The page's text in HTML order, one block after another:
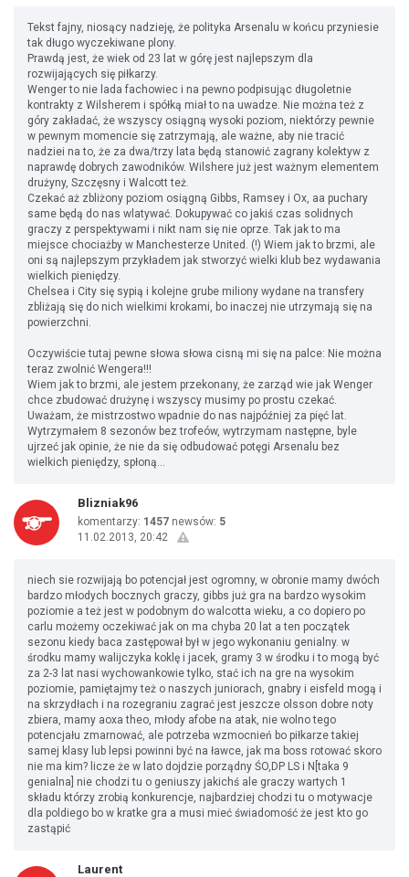
Tekst fajny, niosący nadzieję, że polityka Arsenalu w końcu przyniesie
tak długo wyczekiwane plony.
Prawdą jest, że wiek od 23 lat w górę jest najlepszym dla
rozwijających się piłkarzy.
Wenger to nie lada fachowiec i na pewno podpisując długoletnie
kontrakty z Wilsherem i spółką miał to na uwadze. Nie można też z
góry zakładać, że wszyscy osiągną wysoki poziom, niektórzy pewnie
w pewnym momencie się zatrzymają, ale ważne, aby nie tracić
nadziei na to, że za dwa/trzy lata będą stanowić zagrany kolektyw z
naprawdę dobrych zawodników. Wilshere już jest ważnym elementem
drużyny, Szczęsny i Walcott też.
Czekać aż zbliżony poziom osiągną Gibbs, Ramsey i Ox, aa puchary
same będą do nas wlatywać. Dokupywać co jakiś czas solidnych
graczy z perspektywami i nikt nam się nie oprze. Tak jak to ma
miejsce chociażby w Manchesterze United. (!) Wiem jak to brzmi, ale
oni są najlepszym przykładem jak stworzyć wielki klub bez wydawania
wielkich pieniędzy.
Chelsea i City się sypią i kolejne grube miliony wydane na transfery
zbliżają się do nich wielkimi krokami, bo inaczej nie utrzymają się na
powierzchni.
Oczywiście tutaj pewne słowa słowa cisną mi się na palce: Nie można
teraz zwolnić Wengera!!!
Wiem jak to brzmi, ale jestem przekonany, że zarząd wie jak Wenger
chce zbudować drużynę i wszyscy musimy po prostu czekać.
Uważam, że mistrzostwo wpadnie do nas najpóźniej za pięć lat.
Wytrzymałem 8 sezonów bez trofeów, wytrzymam następne, byle
ujrzeć jak opinie, że nie da się odbudować potęgi Arsenalu bez
wielkich pieniędzy, spłoną...
Blizniak96
komentarzy: 1457 newsów: 5
11.02.2013, 20:42
niech sie rozwijają bo potencjał jest ogromny, w obronie mamy dwóch
bardzo młodych bocznych graczy, gibbs już gra na bardzo wysokim
poziomie a też jest w podobnym do walcotta wieku, a co dopiero po
carlu możemy oczekiwać jak on ma chyba 20 lat a ten początek
sezonu kiedy baca zastępował był w jego wykonaniu genialny. w
środku mamy walijczyka koklę i jacek, gramy 3 w środku i to mogą być
za 2-3 lat nasi wychowankowie tylko, stać ich na gre na wysokim
poziomie, pamiętajmy też o naszych juniorach, gnabry i eisfeld mogą i
na skrzydłach i na rozegraniu zagrać jest jeszcze olsson dobre noty
zbiera, mamy aoxa theo, młody afobe na atak, nie wolno tego
potencjału zmarnować, ale potrzeba wzmocnień bo piłkarze takiej
samej klasy lub lepsi powinni być na ławce, jak ma boss rotować skoro
nie ma kim? licze że w lato dojdzie porządny ŚO,DP LS i N[taka 9
genialna] nie chodzi tu o geniuszy jakichś ale graczy wartych 1
składu którzy zrobią konkurencje, najbardziej chodzi tu o motywacje
dla poldiego bo w kratke gra a musi mieć świadomość że jest kto go
zastąpić
Laurent